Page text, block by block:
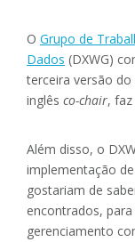
O Grupo de
Dados (DXWG)
terceira versão do
inglês co-chair,
Além disso, o
implementação
gostariam de
encontrados,
gerenciamento